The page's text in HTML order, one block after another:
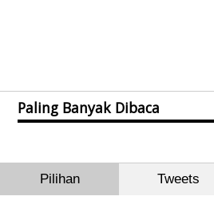
Paling Banyak Dibaca
Pilihan Tweets